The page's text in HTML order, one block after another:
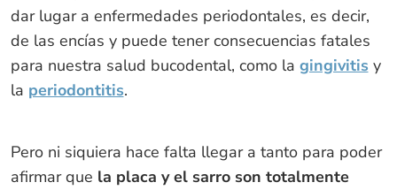
dar lugar a enfermedades periodontales, es decir,
de las encías y puede tener consecuencias fatales
para nuestra salud bucodental, como la gingivitis y
la periodontitis.
Pero ni siquiera hace falta llegar a tanto para poder
afirmar que la placa y el sarro son totalmente